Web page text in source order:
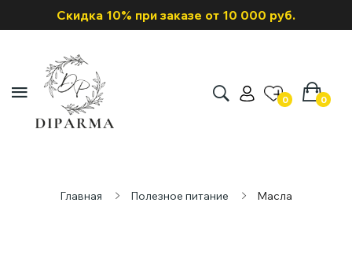
Скидка 10% при заказе от 10 000 руб.
0 0
Главная Полезное питание Масла